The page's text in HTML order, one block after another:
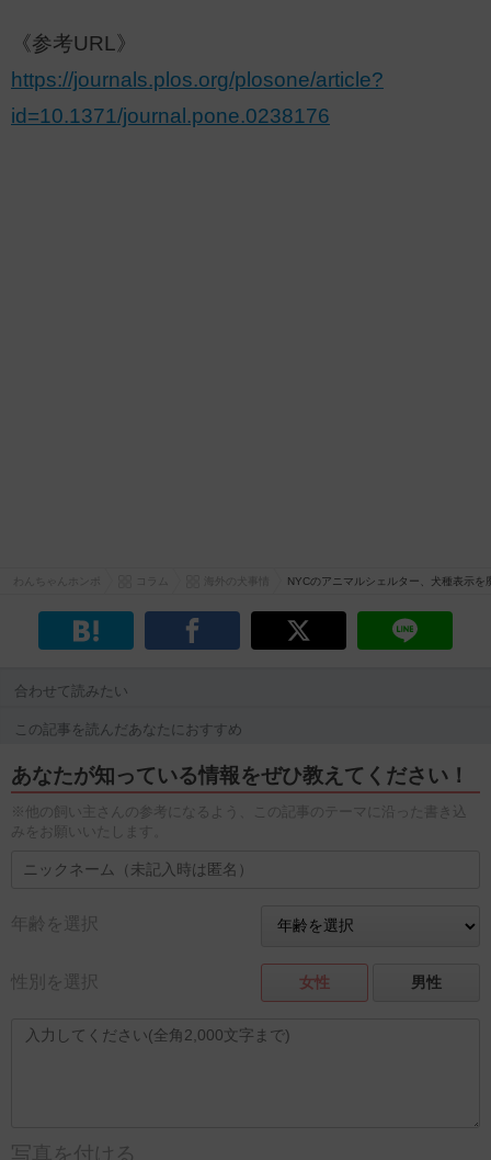
《参考URL》
https://journals.plos.org/plosone/article?
id=10.1371/journal.pone.0238176
NYCのアニマルシェルター、犬種表示を
合わせて読みたい
この記事を読んだあなたにおすすめ
あなたが知っている情報をぜひ教えてください！
※他の飼い主さんの参考になるよう、この記事のテーマに沿った書き込
みをお願いいたします。
年齢を選択
性別を選択 女性 男性
写真を付ける